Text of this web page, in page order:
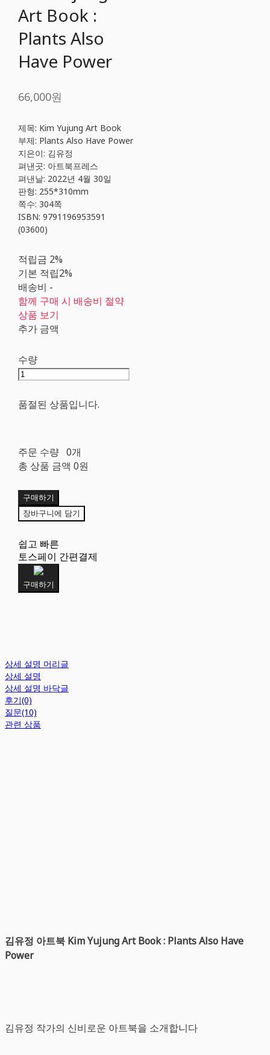
Art Book :
Plants Also
Have Power
66,000원
제목: Kim Yujung Art Book
부제: Plants Also Have Power
지은이: 김유정
펴낸곳: 아트북프레스
펴낸날: 2022년 4월 30일
판형: 255*310mm
쪽수: 304쪽
ISBN: 9791196953591
(03600)
적립금 2%
기본 적립2%
배송비 -
함께 구매 시 배송비 절약
상품 보기
추가 금액
수량
품절된 상품입니다.
주문 수량 0개
총 상품 금액 0원
구매하기
장바구니에 담기
쉽고 빠른
토스페이 간편결제
구매하기
상세 설명 머리글
상세 설명
상세 설명 바닥글
후기(0)
질문(10)
관련 상품
김유정 아트북 Kim Yujung Art Book : Plants Also Have
Power
김유정 작가의 신비로운 아트북을 소개합니다